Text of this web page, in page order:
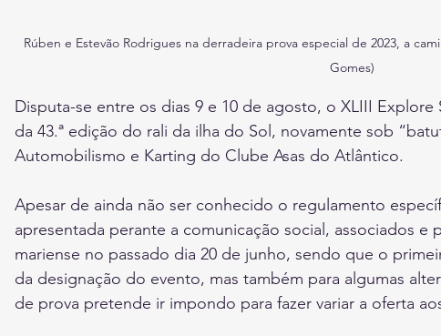
Rúben e Estevão Rodrigues na derradeira prova especial de 2023, a
Gomes)
Disputa-se entre os dias 9 e 10 de agosto, o XLIII Explore
da 43.ª edição do rali da ilha do Sol, novamente sob
Automobilismo e Karting do Clube Asas do Atlântico.
Apesar de ainda não ser conhecido o regulamento
apresentada perante a comunicação social, associados e
mariense no passado dia 20 de junho, sendo que o
da designação do evento, mas também para algumas
de prova pretende ir impondo para fazer variar a oferta